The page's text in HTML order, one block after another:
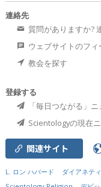
連絡先
質問がありますか?
ウェブサイトのフィ
教会を探す
登録する
「毎日つながる」
Scientologyの現在
関連サイト
L. ロン ハバード ダイアネテ